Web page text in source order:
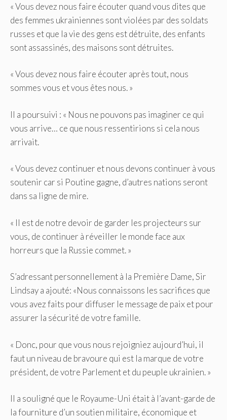
« Vous devez nous faire écouter quand vous dites que
des femmes ukrainiennes sont violées par des soldats
russes et que la vie des gens est détruite, des enfants
sont assassinés, des maisons sont détruites.
« Vous devez nous faire écouter après tout, nous
sommes vous et vous êtes nous. »
Il a poursuivi : « Nous ne pouvons pas imaginer ce qui
vous arrive… ce que nous ressentirions si cela nous
arrivait.
« Vous devez continuer et nous devons continuer à vous
soutenir car si Poutine gagne, d’autres nations seront
dans sa ligne de mire.
« Il est de notre devoir de garder les projecteurs sur
vous, de continuer à réveiller le monde face aux
horreurs que la Russie commet. »
S’adressant personnellement à la Première Dame, Sir
Lindsay a ajouté: «Nous connaissons les sacrifices que
vous avez faits pour diffuser le message de paix et pour
assurer la sécurité de votre famille.
« Donc, pour que vous nous rejoigniez aujourd’hui, il
faut un niveau de bravoure qui est la marque de votre
président, de votre Parlement et du peuple ukrainien. »
Il a souligné que le Royaume-Uni était à l’avant-garde de
la fourniture d’un soutien militaire, économique et